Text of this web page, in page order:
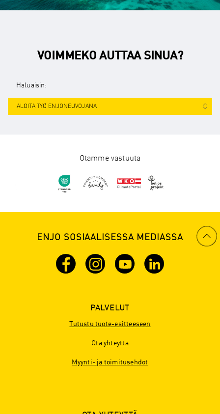
VOIMMEKO AUTTAA SINUA?
Haluaisin:
ALOITA TYÖ ENJONEUVOJANA
Otamme vastuuta
ENJO SOSIAALISESSA MEDIASSA
PALVELUT
Tutustu tuote-esitteeseen
Ota yhteyttä
Myynti- ja toimitusehdot